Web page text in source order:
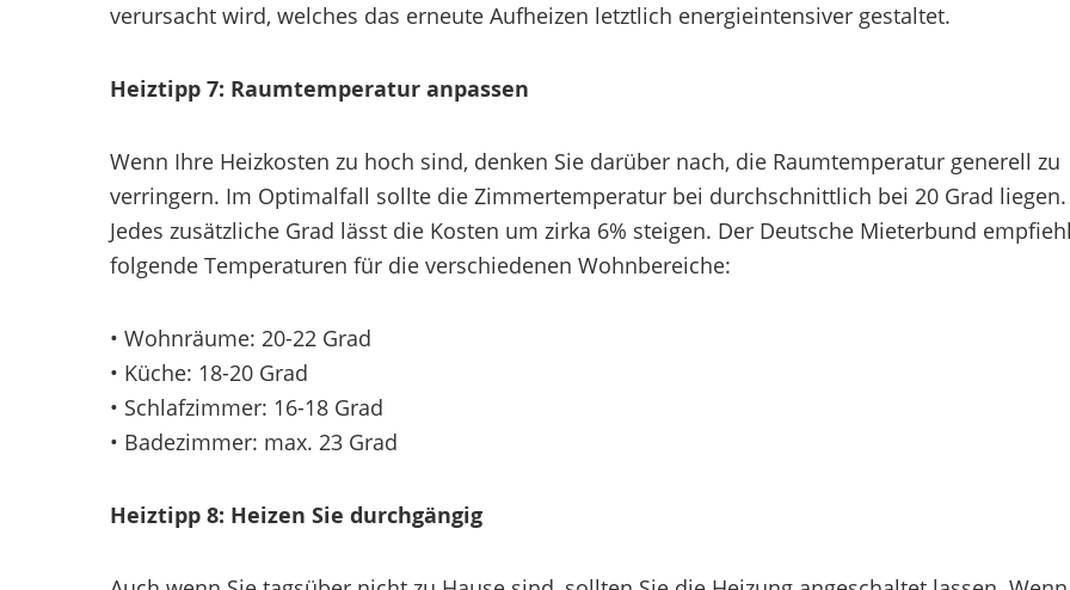
verursacht wird, welches das erneute Aufheizen letztlich energieintensiver gestaltet.
Heiztipp 7: Raumtemperatur anpassen
Wenn Ihre Heizkosten zu hoch sind, denken Sie darüber nach, die Raumtemperatur generell zu
verringern. Im Optimalfall sollte die Zimmertemperatur bei durchschnittlich bei 20 Grad liegen.
Jedes zusätzliche Grad lässt die Kosten um zirka 6% steigen. Der Deutsche Mieterbund
folgende Temperaturen für die verschiedenen Wohnbereiche:
• Wohnräume: 20-22 Grad
• Küche: 18-20 Grad
• Schlafzimmer: 16-18 Grad
• Badezimmer: max. 23 Grad
Heiztipp 8: Heizen Sie durchgängig